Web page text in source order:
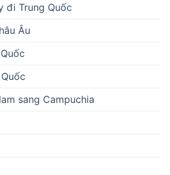
đi Trung Quốc
Âu
sang Campuchia